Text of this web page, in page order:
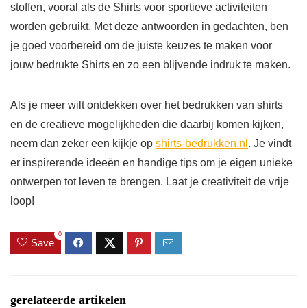
stoffen, vooral als de Shirts voor sportieve activiteiten
worden gebruikt. Met deze antwoorden in gedachten, ben
je goed voorbereid om de juiste keuzes te maken voor
jouw bedrukte Shirts en zo een blijvende indruk te maken.
Als je meer wilt ontdekken over het bedrukken van shirts
en de creatieve mogelijkheden die daarbij komen kijken,
neem dan zeker een kijkje op shirts-bedrukken.nl . Je vindt
er inspirerende ideeën en handige tips om je eigen unieke
ontwerpen tot leven te brengen. Laat je creativiteit de vrije
loop!
Save
0
gerelateerde artikelen